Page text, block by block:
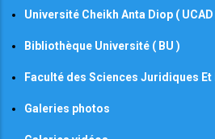
Université Cheikh Anta Diop ( UCAD
Bibliothèque Université ( BU )
Faculté des Sciences Juridiques
Galeries photos